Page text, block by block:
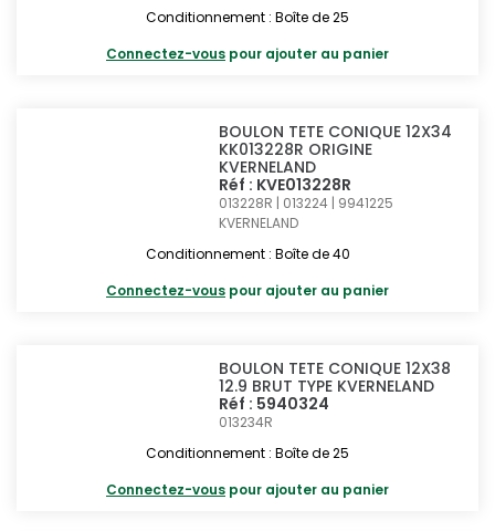
Conditionnement : Boîte de 25
Connectez-vous pour ajouter au panier
BOULON TETE CONIQUE 12X34
KK013228R ORIGINE
KVERNELAND
Réf : KVE013228R
013228R | 013224 | 9941225
KVERNELAND
Conditionnement : Boîte de 40
Connectez-vous pour ajouter au panier
BOULON TETE CONIQUE 12X38
12.9 BRUT TYPE KVERNELAND
Réf : 5940324
013234R
Conditionnement : Boîte de 25
Connectez-vous pour ajouter au panier